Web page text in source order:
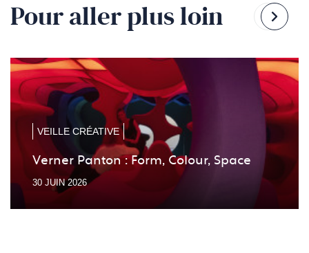
Pour aller plus loin
lala
VEILLE CRÉATIVE
Verner Panton : Form, Colour, Space
30 JUIN 2026